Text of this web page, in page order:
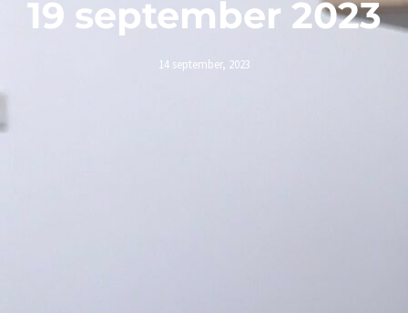
19 september 2023
14 september, 2023